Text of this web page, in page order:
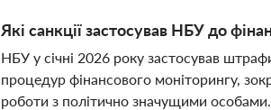
Які санкції застосував НБУ до
НБУ у січні 2026 року застосував
процедур фінансового моніторингу,
роботи з політично значущими особами.